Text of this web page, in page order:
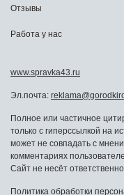
Отзывы
Работа у нас
www.spravka43.ru
Эл.почта:
Полное или частичное
только с гиперссылкой на
может не совпадать с
комментариях
Сайт не несёт
Политика обработки